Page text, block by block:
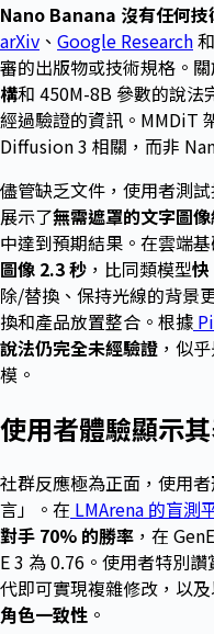
Nano Banana 沒有任何技
arXiv 、 Google Research
審的出版物或技術規格。
構和 450M-8B 參數的說法
經過驗證的資訊。MMDiT
Diffusion 3 相關，而非
儘管缺乏文件，使用者測
展示了無需遮罩的文字圖
中達到預期結果。在雲端
圖像 2.3 秒 ，比同類模型快
除/替換、保持光線的背景
換和產品放置整合。根據
說法仍完全未經驗證 ，似
模。
使用者體驗顯示
社群反應極為正面，使用
言」。在 LMArena 的盲測
對手 70% 的勝率 ，在
E 3 為 0.76。使用者特別讚
代即可實現複雜修改，以
角色一致性 。